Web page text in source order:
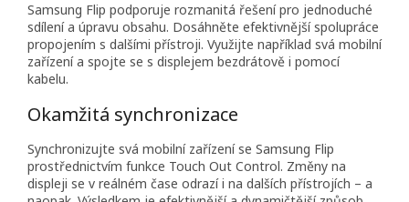
Samsung Flip podporuje rozmanitá řešení pro jednoduché
sdílení a úpravu obsahu. Dosáhněte efektivnější spolupráce
propojením s dalšími přístroji. Využijte například svá mobilní
zařízení a spojte se s displejem bezdrátově i pomocí
kabelu.
Okamžitá synchronizace
Synchronizujte svá mobilní zařízení se Samsung Flip
prostřednictvím funkce Touch Out Control. Změny na
displeji se v reálném čase odrazí i na dalších přístrojích – a